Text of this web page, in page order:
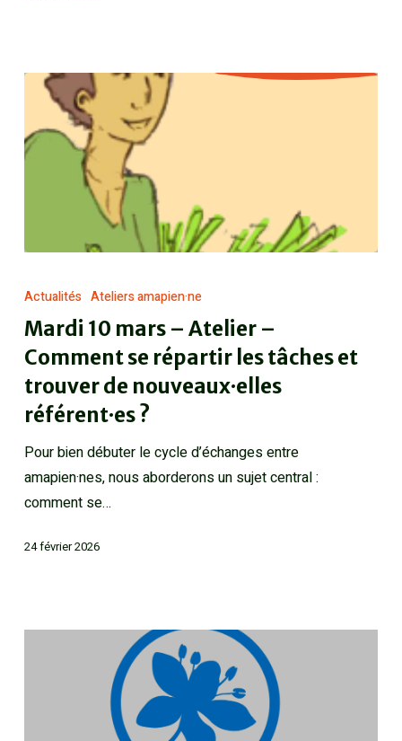
Actualités Ateliers amapien·ne
Mardi 10 mars – Atelier –
Comment se répartir les tâches et
trouver de nouveaux·elles
référent·es ?
Pour bien débuter le cycle d’échanges entre
amapien·nes, nous aborderons un sujet central :
comment se…
24 février 2026